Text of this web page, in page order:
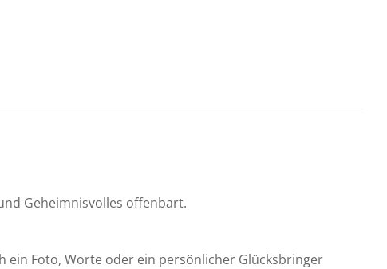
Geheimnisvolles offenbart.
ein Foto, Worte oder ein persönlicher Glücksbringer